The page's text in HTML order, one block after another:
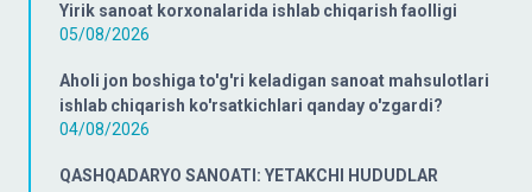
Yirik sanoat korxonalarida ishlab chiqarish faolligi
05/08/2026
Aholi jon boshiga to'g'ri keladigan sanoat mahsulotlari
ishlab chiqarish ko'rsatkichlari qanday o'zgardi?
04/08/2026
QASHQADARYO SANOATI: YETAKCHI HUDUDLAR